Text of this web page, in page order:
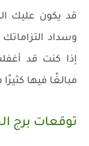
قد يكون عليك
وسداد
إذا كنت قد
مبالغًا فيها
توقعات برج